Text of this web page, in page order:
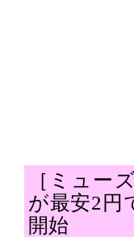
［ミュー
が最安2円
開始